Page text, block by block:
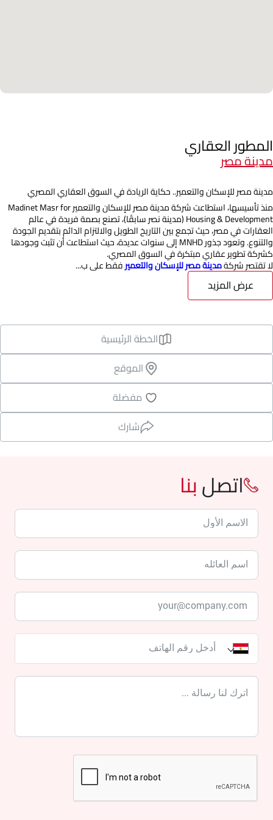
المطور العقاري
مدينة مصر
مدينة مصر للإسكان والتعمير.. حكاية الريادة في السوق العقاري المصري
منذ تأسيسها، استطاعت شركة مدينة مصر للإسكان والتعمير Madinet Masr for
Housing & Development (مدينة نصر سابقًا)، تصنع بصمة فريدة في عالم
العقارات في مصر، حيث تجمع بين التاريخ الطويل والالتزام الدائم بتقديم الجودة
والتنوع. وتعود جذور MNHD إلى سنوات عديدة، حيث استطاعت أن تثبت وجودها
كشركة تطوير عقاري مبتكرة في السوق المصري.
لا تقتصر شركةمدينة مصر للإسكان والتعميرفقط على ب...
عرض المزيد
الخطة الرئيسية
الموقع
مفضلة
شارك
اتصلبنا